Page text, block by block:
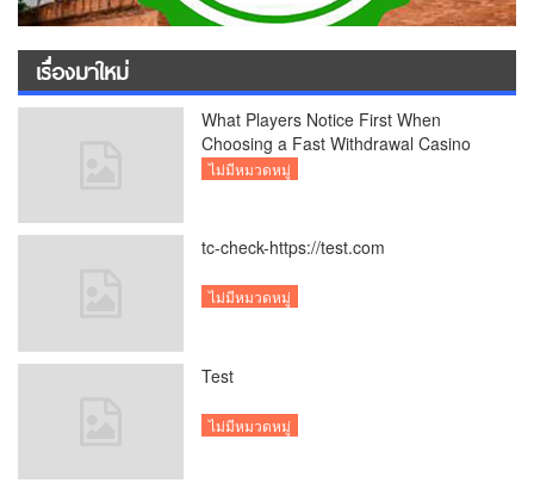
เรื่องมาใหม่
What Players Notice First When
Choosing a Fast Withdrawal Casino
UK
ไม่มีหมวดหมู่
tc-check-https://test.com
ไม่มีหมวดหมู่
Test
ไม่มีหมวดหมู่